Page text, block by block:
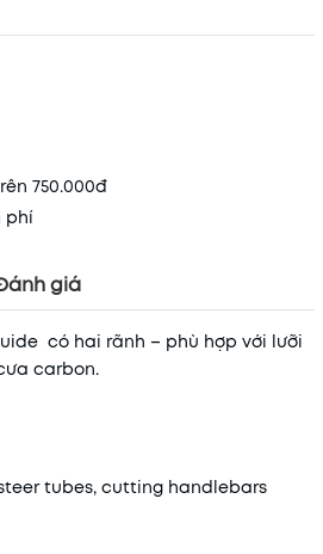
750.000đ
phí
giá
có hai rãnh – phù hợp với lưỡi
carbon.
steer tubes, cutting handlebars